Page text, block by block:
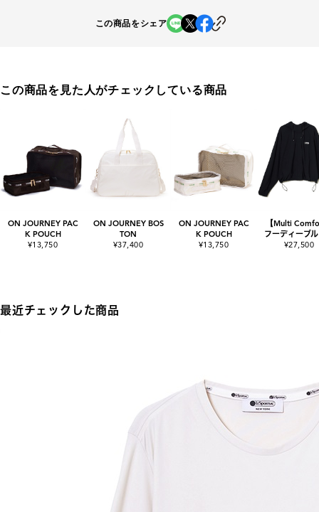
この商品をシェア
この商品を見た人がチェックしている商品
ON JOURNEY PAC
K POUCH
¥13,750
ON JOURNEY BOS
TON
¥37,400
ON JOURNEY PAC
K POUCH
¥13,750
【Multi
フーディーブ
¥27,500
最近チェックした商品